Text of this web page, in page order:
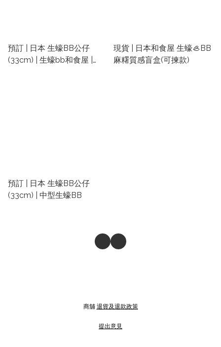
預訂 | 日本 生蠔BB公仔
(33cm) | 生蠔bb和食屋 |
現貨 | 日本和食屋 生蠔🦪BB
麻糬質感盲盒(可揀款)
預訂 | 日本 生蠔BB公仔
(33cm) | 中型生蠔BB
商舖 退貨及退款政策
提出意見